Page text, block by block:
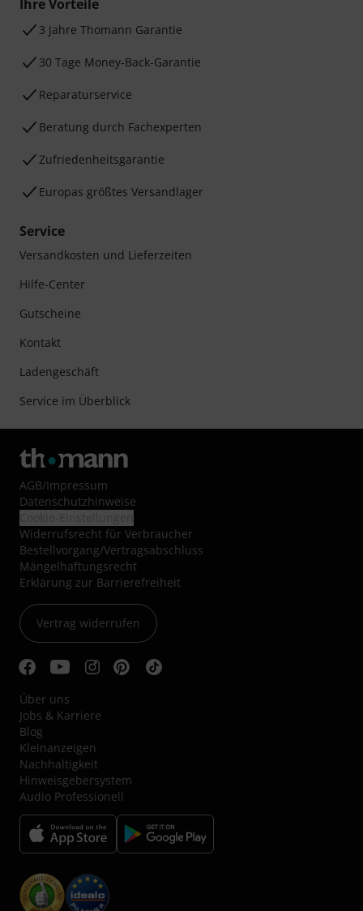
Ihre Vorteile
3 Jahre Thomann Garantie
30 Tage Money-Back-Garantie
Reparaturservice
Beratung durch Fachexperten
Zufriedenheitsgarantie
Europas größtes Versandlager
Service
Versandkosten und Lieferzeiten
Hilfe-Center
Gutscheine
Kontakt
Ladengeschäft
Service im Überblick
AGB/Impressum
Datenschutzhinweise
Widerrufsrecht für Verbraucher
Bestellvorgang/Vertragsabschluss
Mängelhaftungsrecht
Erklärung zur Barrierefreiheit
Vertrag widerrufen
Über uns
Jobs & Karriere
Blog
Kleinanzeigen
Nachhaltigkeit
Hinweisgebersystem
Audio Professionell